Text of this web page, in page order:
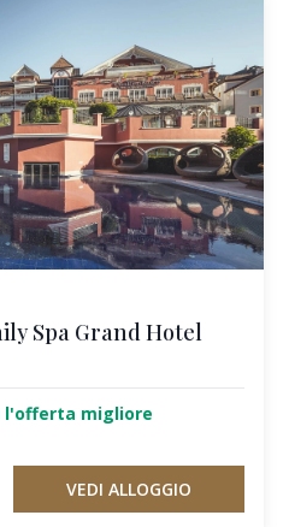
Spa Grand Hotel
l'offerta migliore
VEDI ALLOGGIO